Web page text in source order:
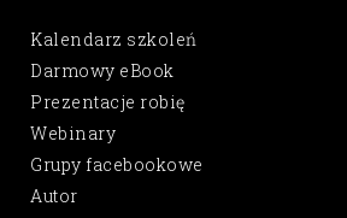
Kalendarz szkoleń
Darmowy eBook
Prezentacje robię
Webinary
Grupy facebookowe
Autor